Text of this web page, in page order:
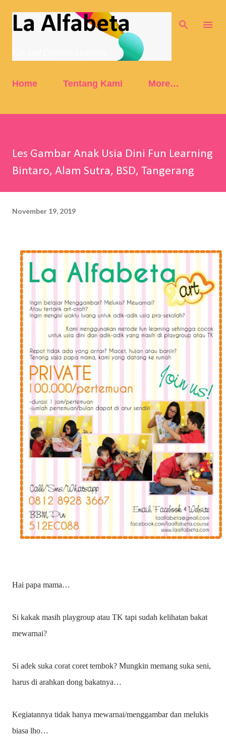
Skip to main content
La Alfabeta
Home Tentang Kami More…
Les Gambar Anak Usia Dini Fun Learning
Bintaro, Alam Sutra, BSD, Tangerang
November 19, 2019
Hai papa mama…
Si kakak masih playgroup atau TK tapi sudah kelihatan bakat
mewarnai?
Si adek suka corat coret tembok? Mungkin memang suka seni,
harus di arahkan dong bakatnya…
Kegiatannya tidak hanya mewarnai/menggambar dan melukis
biasa lho…